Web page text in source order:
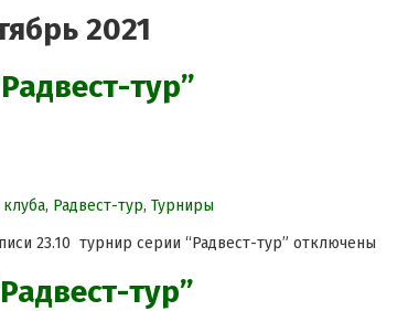
2021
тур”
, Радвест-тур, Турниры
23.10​ турнир серии “Радвест-тур” отключены
тур”